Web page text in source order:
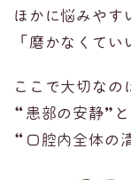
ほかに悩みやす
「磨かなくてい
ここで大切なの
“患部の安静”と
“口腔内全体の